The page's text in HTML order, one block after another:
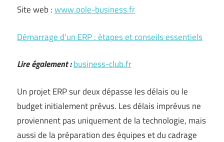
Site web :www.pole-business.fr
Démarrage d’un ERP : étapes et conseils essentiels
Lire également :business-club.fr
Un projet ERP sur deux dépasse les délais ou le
budget initialement prévus. Les délais imprévus ne
proviennent pas uniquement de la technologie, mais
aussi de la préparation des équipes et du cadrage